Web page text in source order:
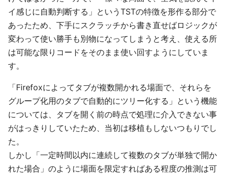
イ感じに自動判断する」というTSTの特徴を形作る部分で
あったため、下手にスクラッチから書き直せばロジックが
変わって使い勝手も別物になってしまうと考え、使える所
は可能な限りコードをそのまま使い回すようにしていま
す。
「Firefoxによってタブが複数開かれる場面で、それらを
グループ化用のタブで自動的にツリー化する」という機能
については、タブを開く前の時点で処理に介入できない事
がはっきりしていたため、当初は移植もしないつもりでし
た。
しかし「一定時間以内に連続して複数のタブが単独で開か
れた場合」のように場面を限定すればある程度の推測は可